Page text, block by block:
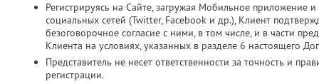
Регистрируясь на Сайте, загружая Мобильное приложение
социальных сетей (Twitter, Facebook и др.), Клиент
безоговорочное согласие с ними, в том числе, и в части
Клиента на условиях, указанных в разделе 6 настоящего
Представитель не несет ответственности за точность и
регистрации.